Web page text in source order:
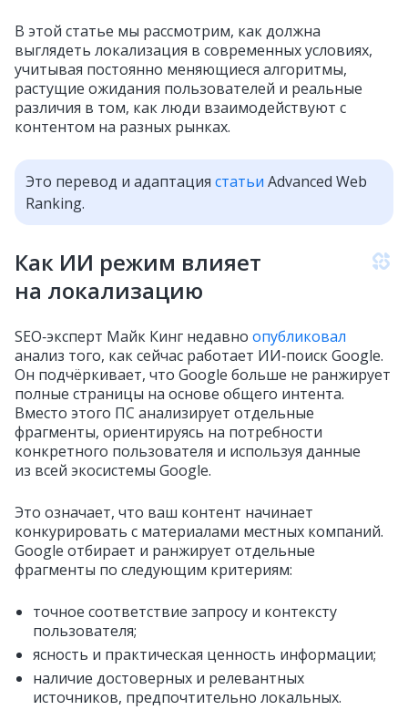
В этой статье мы рассмотрим, как должна
выглядеть локализация в современных условиях,
учитывая постоянно меняющиеся алгоритмы,
растущие ожидания пользователей и реальные
различия в том, как люди взаимодействуют с
контентом на разных рынках.
Это перевод и адаптация статьи Advanced Web
Ranking.
Как ИИ режим влияет
на локализацию
SEO‑эксперт Майк Кинг недавно опубликовал
анализ того, как сейчас работает ИИ‑поиск Google.
Он подчёркивает, что Google больше не ранжирует
полные страницы на основе общего интента.
Вместо этого ПС анализирует отдельные
фрагменты, ориентируясь на потребности
конкретного пользователя и используя данные
из всей экосистемы Google.
Это означает, что ваш контент начинает
конкурировать с материалами местных компаний.
Google отбирает и ранжирует отдельные
фрагменты по следующим критериям:
точное соответствие запросу и контексту
пользователя;
ясность и практическая ценность информации;
наличие достоверных и релевантных
источников, предпочтительно локальных.